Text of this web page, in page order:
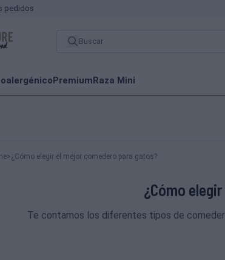
pedidos
PremiumRaza Mini
>¿Cómo elegir el mejor comedero para gatos?
¿Cómo
Te contamos los diferentes tipos de